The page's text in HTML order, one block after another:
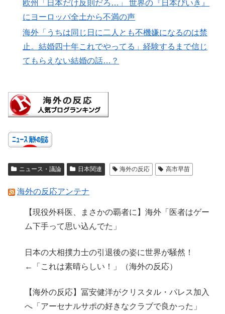
欧州「日本だけ反則だろ…」 世界の『日本びいき』
にヨーロッパ全土から不満の声
海外「うちは同じ日に二人とも不機嫌になるのは禁
止。結婚四十年これでやってる」経験するまで信じ
てもらえない結婚の話…？
ニュース・議論 日本関連 海外の反応 高市早苗
海外の反応アンテナ
【現役外科医、まさかの覇者に】海外「医者はゲー
ム下手って思い込んでた」
日本の大相撲力士の引退後の姿に世界が騒然！
←「これは素晴らしい！」（海外の反応）
【海外の反応】冨安健洋がクリスタル・パレス加入
へ「アーセナルサポの好きなクラブで良かった」